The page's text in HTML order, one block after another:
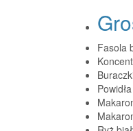
Fasola